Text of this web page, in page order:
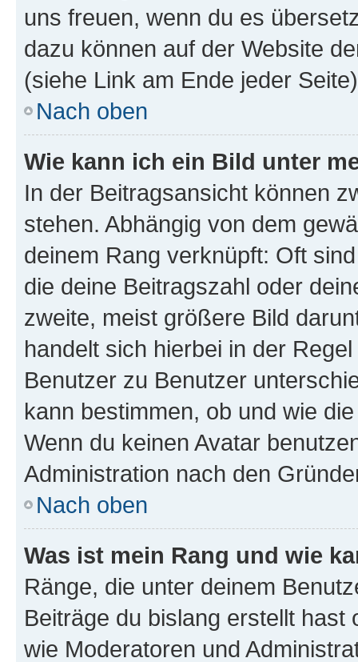
uns freuen, wenn du es
dazu können auf der Website
(siehe Link am Ende jeder
Nach oben
Wie kann ich ein Bild unter
In der Beitragsansicht können
stehen. Abhängig von dem
deinem Rang verknüpft: Oft
die deine Beitragszahl oder
zweite, meist größere Bild
handelt sich hierbei in der
Benutzer zu Benutzer
kann bestimmen, ob und wie
Wenn du keinen Avatar
Administration nach den
Nach oben
Was ist mein Rang und wie
Ränge, die unter deinem
Beiträge du bislang erstellt
wie Moderatoren und